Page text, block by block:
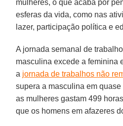
mulheres, o que acaba por
esferas da vida, como nas
lazer, participação política e
A jornada semanal de
masculina excede a feminina
a jornada de trabalhos não
supera a masculina em
as mulheres gastam 499
que os homens em afazeres